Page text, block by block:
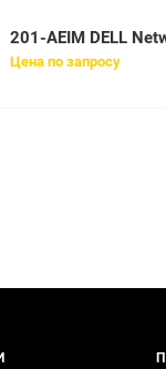
Цена по запросу